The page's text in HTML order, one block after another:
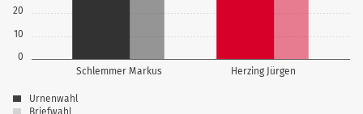
0
10
20
Schlemmer Markus Herzing Jürgen
Urnenwahl
Briefwahl